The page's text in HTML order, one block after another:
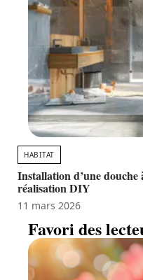
HABITAT
Installation d’une douche
réalisation DIY
11 mars 2026
Favori des